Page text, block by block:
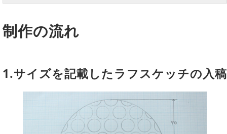
制作の流れ
1.サイズを記載したラフスケッチの入稿